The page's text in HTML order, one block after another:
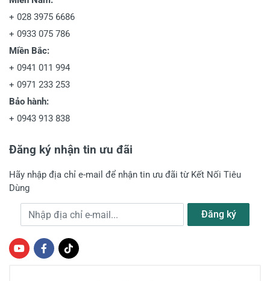
+ 028 3975 6686
+ 0933 075 786
Miền Bắc:
+ 0941 011 994
+ 0971 233 253
Bảo hành:
+ 0943 913 838
Đăng ký nhận tin ưu đãi
Hãy nhập địa chỉ e-mail để nhận tin ưu đãi từ Kết Nối Tiêu
Dùng
Địa chỉ e-mail Đăng ký